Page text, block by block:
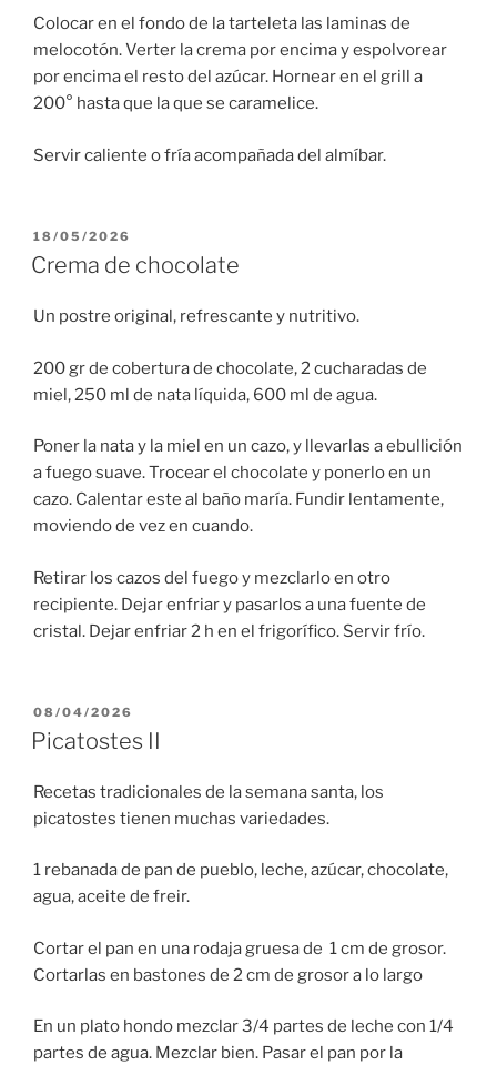
Colocar en el fondo de la tarteleta las laminas de
melocotón. Verter la crema por encima y espolvorear
por encima el resto del azúcar. Hornear en el grill a
200° hasta que la que se caramelice.
Servir caliente o fría acompañada del almíbar.
PUBLICADO
EL
18/05/2026
Crema de chocolate
Un postre original, refrescante y nutritivo.
200 gr de cobertura de chocolate, 2 cucharadas de
miel, 250 ml de nata líquida, 600 ml de agua.
Poner la nata y la miel en un cazo, y llevarlas a ebullición
a fuego suave. Trocear el chocolate y ponerlo en un
cazo. Calentar este al baño maría. Fundir lentamente,
moviendo de vez en cuando.
Retirar los cazos del fuego y mezclarlo en otro
recipiente. Dejar enfriar y pasarlos a una fuente de
cristal. Dejar enfriar 2 h en el frigorífico. Servir frío.
PUBLICADO
EL
08/04/2026
Picatostes II
Recetas tradicionales de la semana santa, los
picatostes tienen muchas variedades.
1 rebanada de pan de pueblo, leche, azúcar, chocolate,
agua, aceite de freir.
Cortar el pan en una rodaja gruesa de 1 cm de grosor.
Cortarlas en bastones de 2 cm de grosor a lo largo
En un plato hondo mezclar 3/4 partes de leche con 1/4
partes de agua. Mezclar bien. Pasar el pan por la